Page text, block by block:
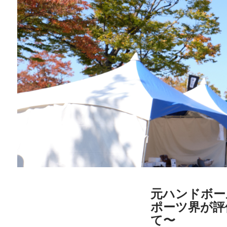
元ハンドボ
ポーツ界が
て〜